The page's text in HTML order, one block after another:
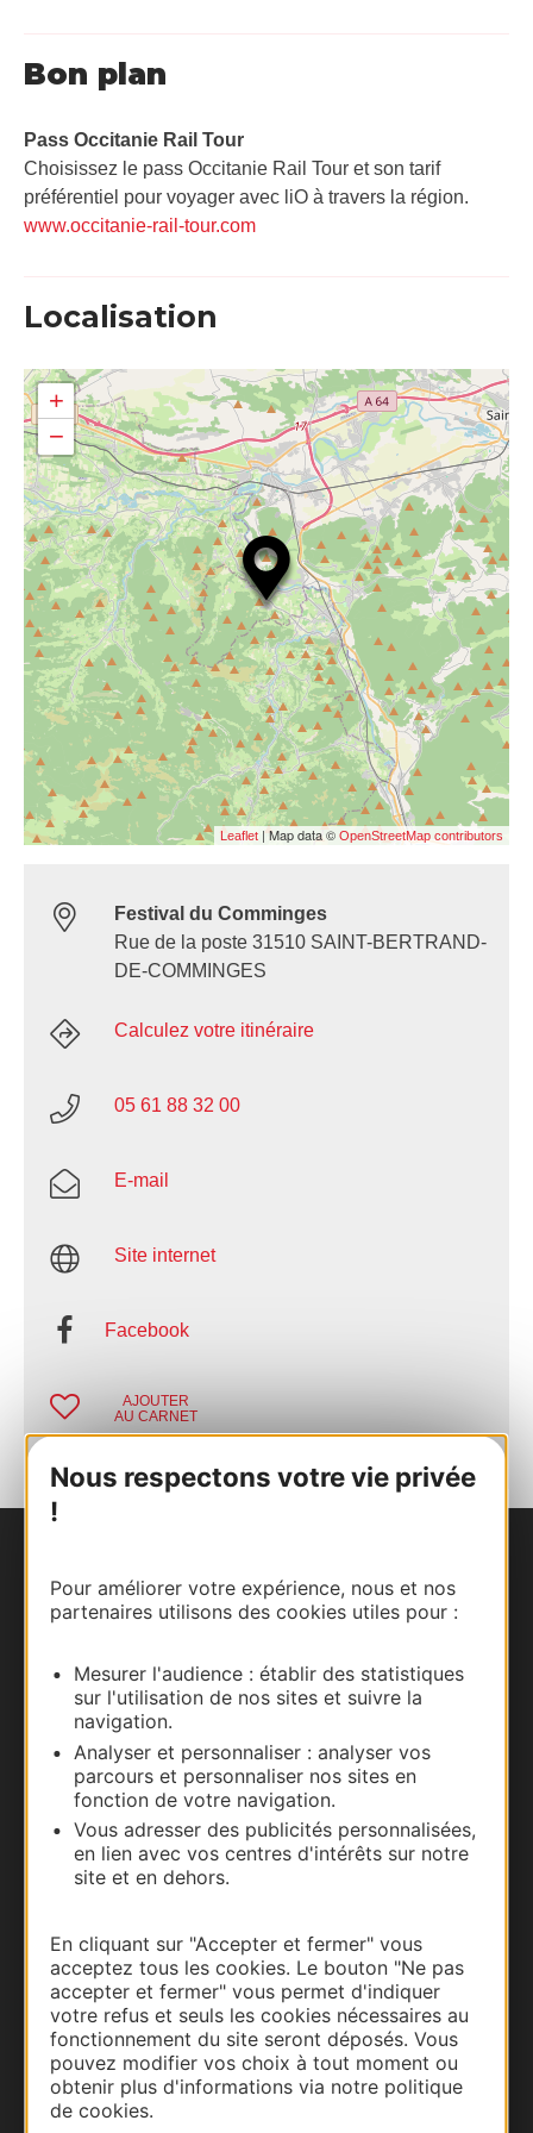
Nous respectons votre vie privée
!
Pour améliorer votre expérience, nous et nos
partenaires utilisons des cookies utiles pour :
Mesurer l'audience : établir des statistiques
sur l'utilisation de nos sites et suivre la
navigation.
Analyser et personnaliser : analyser vos
parcours et personnaliser nos sites en
fonction de votre navigation.
Vous adresser des publicités personnalisées,
en lien avec vos centres d'intérêts sur notre
site et en dehors.
En cliquant sur "Accepter et fermer" vous
acceptez tous les cookies. Le bouton "Ne pas
accepter et fermer" vous permet d'indiquer
votre refus et seuls les cookies nécessaires au
fonctionnement du site seront déposés. Vous
pouvez modifier vos choix à tout moment ou
obtenir plus d'informations via notre politique
de cookies.
Bon plan
Pass Occitanie Rail Tour​
Choisissez le pass Occitanie Rail Tour et son tarif
préférentiel pour voyager avec liO à travers la région.
www.occitanie-rail-tour.com
Localisation
+
−
Leaflet | Map data © OpenStreetMap contributors
Festival du Comminges
Rue de la poste 31510 SAINT-BERTRAND-
DE-COMMINGES
Calculez votre itinéraire
05 61 88 32 00
E-mail
Site internet
Facebook
AJOUTER
AU CARNET
Carte interactive
Documentation
Thermalisme
Business/Mice
Pros d'Occitanie
Site presse et d'influence
Voyagistes